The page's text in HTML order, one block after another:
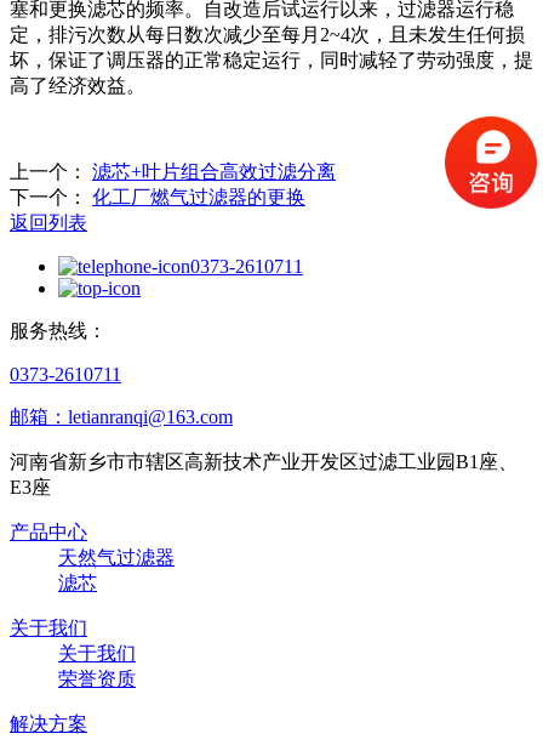
塞和更换滤芯的频率。自改造后试运行以来，过滤器运行稳
定，排污次数从每日数次减少至每月2~4次，且未发生任何损
坏，保证了调压器的正常稳定运行，同时减轻了劳动强度，提
高了经济效益。
上一个：
滤芯+叶片组合高效过滤分离
下一个：
化工厂燃气过滤器的更换
返回列表
0373-2610711
服务热线：
0373-2610711
邮箱：letianranqi@163.com
河南省新乡市市辖区高新技术产业开发区过滤工业园B1座、
E3座
产品中心
天然气过滤器
滤芯
关于我们
关于我们
荣誉资质
解决方案